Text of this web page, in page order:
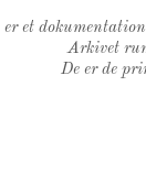
er et
Arkivet
De er de